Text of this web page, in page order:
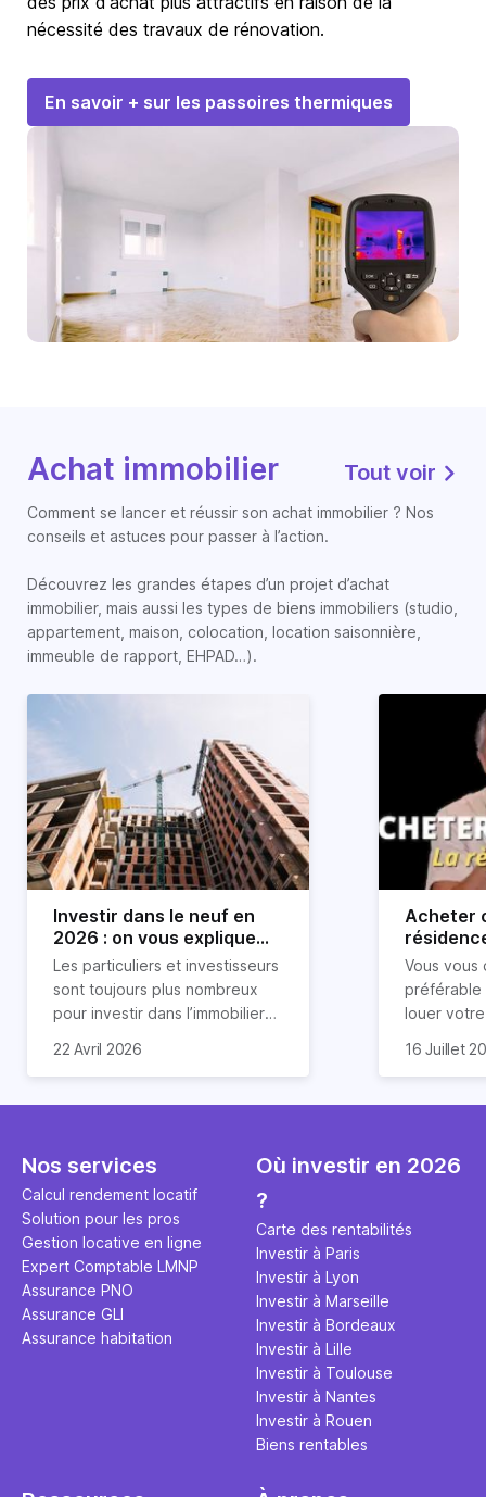
nécessité des travaux de rénovation.
En savoir + sur les passoires thermiques
Achat immobilier Tout voir
Comment se lancer et réussir son achat immobilier ? Nos
conseils et astuces pour passer à l’action.
Découvrez les grandes étapes d’un projet d’achat
immobilier, mais aussi les types de biens immobiliers (studio,
appartement, maison, colocation, location saisonnière,
immeuble de rapport, EHPAD…).
Investir dans le neuf en
2026 : on vous explique
tout !
Les particuliers et investisseurs
sont toujours plus nombreux
pour investir dans l’immobilier
nombreux avantages à choisir
expliquons tout dans cet
22 Avril 2026
Acheter
règle
révélée
Vous vous
préférable
louer
expert en
règle
ce secret
l'argent
principale
études et
16 Juillet
Nos services
Calcul rendement locatif
Solution pour les pros
Gestion locative en ligne
Expert Comptable LMNP
Assurance PNO
Assurance GLI
Assurance habitation
Où investir en 2026
?
Carte des rentabilités
Investir à Paris
Investir à Lyon
Investir à Marseille
Investir à Bordeaux
Investir à Lille
Investir à Toulouse
Investir à Nantes
Investir à Rouen
Biens rentables